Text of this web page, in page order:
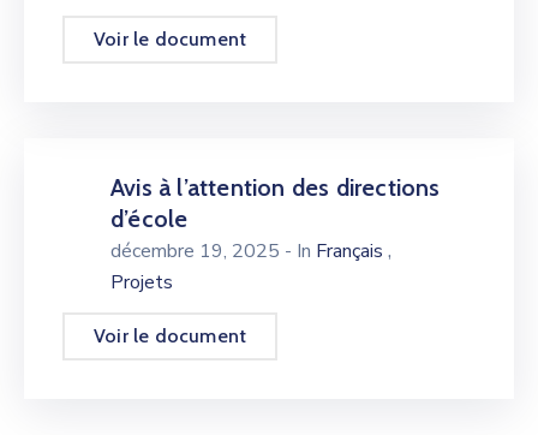
Voir le document
Avis à l’attention des directions
d’école
décembre 19, 2025 - In Français ,
Projets
Voir le document